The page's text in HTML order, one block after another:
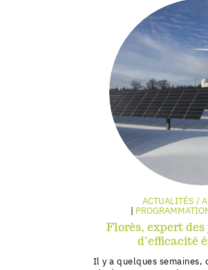
ACTUALITÉS /
Florès, expert
d’efficacité
Il y a quelques semaines,